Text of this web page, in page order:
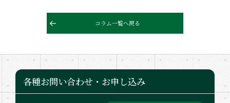
コラム一覧へ戻る
各種お問い合わせ・お申し込み